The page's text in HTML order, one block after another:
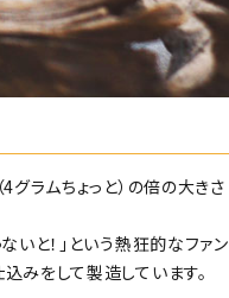
ラムちょっと）の倍の大きさ
いと！」という熱狂的なファン
みをして製造しています。